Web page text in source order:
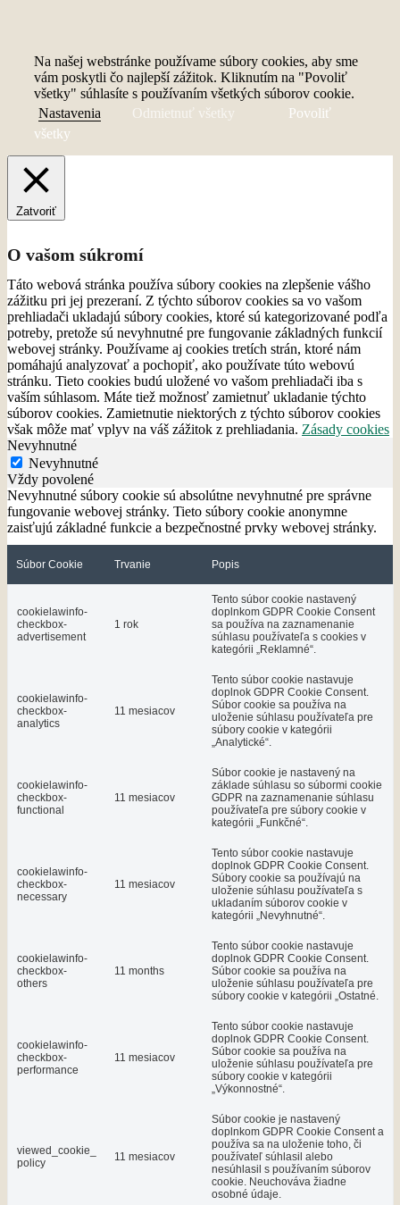
Na našej webstránke používame súbory cookies, aby sme
vám poskytli čo najlepší zážitok. Kliknutím na "Povoliť
všetky" súhlasíte s používaním všetkých súborov cookie.
Nastavenia
Odmietnuť všetky
Povoliť
všetky
Zatvoriť
O vašom súkromí
Táto webová stránka používa súbory cookies na zlepšenie vášho
zážitku pri jej prezeraní. Z týchto súborov cookies sa vo vašom
prehliadači ukladajú súbory cookies, ktoré sú kategorizované podľa
potreby, pretože sú nevyhnutné pre fungovanie základných funkcií
webovej stránky. Používame aj cookies tretích strán, ktoré nám
pomáhajú analyzovať a pochopiť, ako používate túto webovú
stránku. Tieto cookies budú uložené vo vašom prehliadači iba s
vaším súhlasom. Máte tiež možnosť zamietnuť ukladanie týchto
súborov cookies. Zamietnutie niektorých z týchto súborov cookies
však môže mať vplyv na váš zážitok z prehliadania. Zásady cookies
Nevyhnutné
Nevyhnutné
Vždy povolené
Nevyhnutné súbory cookie sú absolútne nevyhnutné pre správne
fungovanie webovej stránky. Tieto súbory cookie anonymne
zaisťujú základné funkcie a bezpečnostné prvky webovej stránky.
Súbor Cookie Trvanie Popis
cookielawinfo-
checkbox-
advertisement
1 rok
Tento súbor cookie nastavený
doplnkom GDPR Cookie Consent
sa používa na zaznamenanie
súhlasu používateľa s cookies v
kategórii „Reklamné“.
cookielawinfo-
checkbox-
analytics
11 mesiacov
Tento súbor cookie nastavuje
doplnok GDPR Cookie Consent.
Súbor cookie sa používa na
uloženie súhlasu používateľa pre
súbory cookie v kategórii
„Analytické“.
cookielawinfo-
checkbox-
functional
11 mesiacov
Súbor cookie je nastavený na
základe súhlasu so súbormi cookie
GDPR na zaznamenanie súhlasu
používateľa pre súbory cookie v
kategórii „Funkčné“.
cookielawinfo-
checkbox-
necessary
11 mesiacov
Tento súbor cookie nastavuje
doplnok GDPR Cookie Consent.
Súbory cookie sa používajú na
uloženie súhlasu používateľa s
ukladaním súborov cookie v
kategórii „Nevyhnutné“.
cookielawinfo-
checkbox-
others
11 months
Tento súbor cookie nastavuje
doplnok GDPR Cookie Consent.
Súbor cookie sa používa na
uloženie súhlasu používateľa pre
súbory cookie v kategórii „Ostatné.
cookielawinfo-
checkbox-
performance
11 mesiacov
Tento súbor cookie nastavuje
doplnok GDPR Cookie Consent.
Súbor cookie sa používa na
uloženie súhlasu používateľa pre
súbory cookie v kategórii
„Výkonnostné“.
viewed_cookie_
policy
11 mesiacov
Súbor cookie je nastavený
doplnkom GDPR Cookie Consent a
používa sa na uloženie toho, či
používateľ súhlasil alebo
nesúhlasil s používaním súborov
cookie. Neuchováva žiadne
osobné údaje.